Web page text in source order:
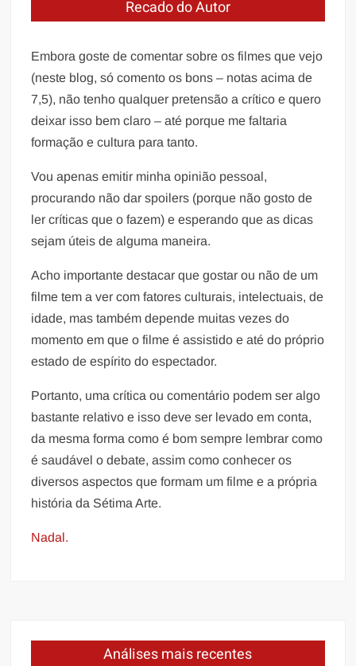
Recado do Autor
Embora goste de comentar sobre os filmes que vejo
(neste blog, só comento os bons – notas acima de
7,5), não tenho qualquer pretensão a crítico e quero
deixar isso bem claro – até porque me faltaria
formação e cultura para tanto.
Vou apenas emitir minha opinião pessoal,
procurando não dar spoilers (porque não gosto de
ler críticas que o fazem) e esperando que as dicas
sejam úteis de alguma maneira.
Acho importante destacar que gostar ou não de um
filme tem a ver com fatores culturais, intelectuais, de
idade, mas também depende muitas vezes do
momento em que o filme é assistido e até do próprio
estado de espírito do espectador.
Portanto, uma crítica ou comentário podem ser algo
bastante relativo e isso deve ser levado em conta,
da mesma forma como é bom sempre lembrar como
é saudável o debate, assim como conhecer os
diversos aspectos que formam um filme e a própria
história da Sétima Arte.
Nadal.
Análises mais recentes